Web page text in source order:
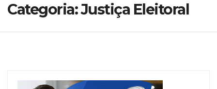
Categoria:Justiça Eleitoral